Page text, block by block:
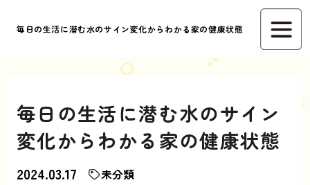
毎日の生活に潜む水のサイン変化からわかる家の健康状態
毎日の生活に潜む水のサイン
変化からわかる家の健康状態
2024.03.17 未分類